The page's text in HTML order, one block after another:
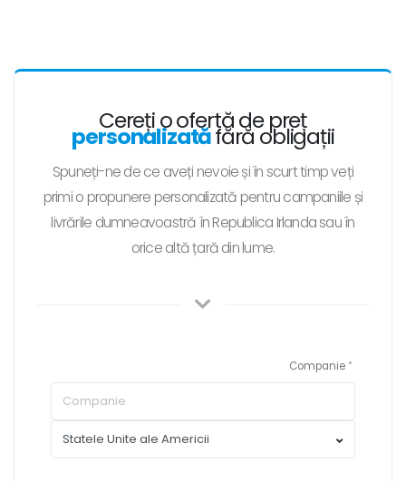
Cereți o ofertă de preț
personalizatăfără obligații
Spuneți-ne de ce aveți nevoie și în scurt timp veți
primi o propunere personalizată pentru campaniile și
livrările dumneavoastră în Republica Irlanda sau în
orice altă țară din lume.
Companie